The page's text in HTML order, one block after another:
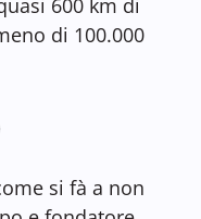
di 100.000
si fà a non